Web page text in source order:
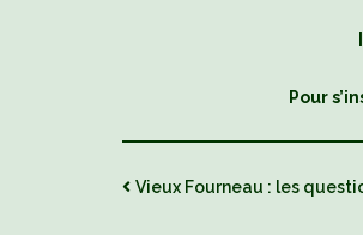
Pour
Vieux Fourneau : les